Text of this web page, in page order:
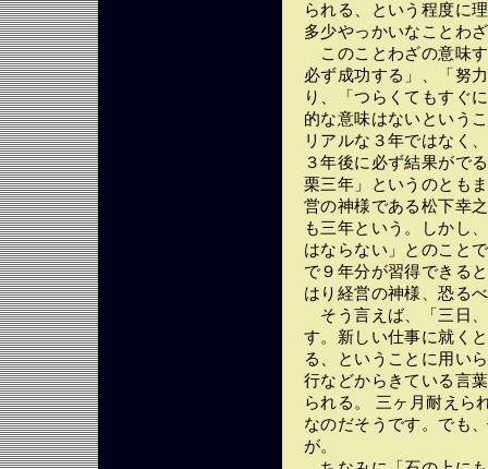
られる、という程度に
多少やっかいなことわ
このことわざの意味
必ず成功する」、「努
り、「つらくてもすぐ
的な意味はないという
リアルな３年ではなく
３年後に必ず結果がで
栗三年」というのとも
営の神様である松下幸
も三年という。しかし
はならない」とのこと
で９年分が習得できる
はり経営の神様、恐る
そう言えば、「三日
す。新しい仕事に就く
る、ということに用い
行などからきている言
られる。 三ヶ月耐えら
なのだそうです。でも
が。